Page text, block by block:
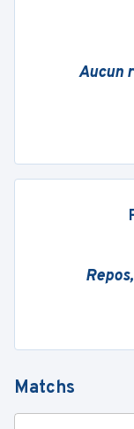
Aucun
Matchs